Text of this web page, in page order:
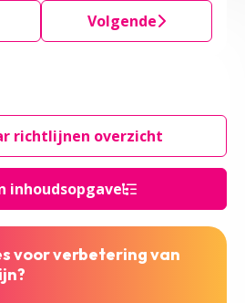
inhoudsopgave
Volgende
richtlijnen overzicht
voor verbetering van